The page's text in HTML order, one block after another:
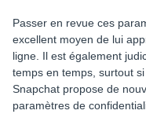
Passer en revue ces
excellent moyen de lui
ligne. Il est également
temps en temps, surtout
Snapchat propose de
paramètres de